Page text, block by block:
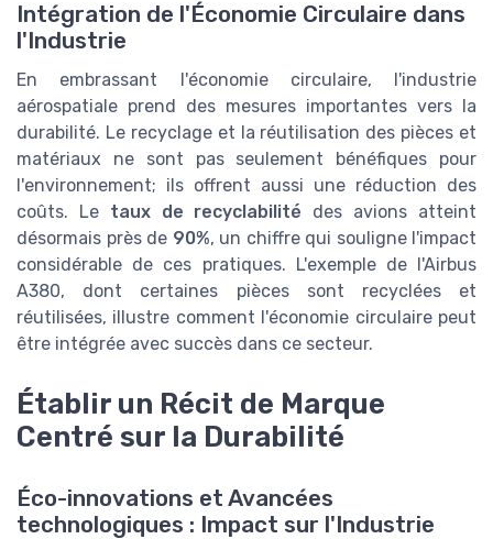
Intégration de l'Économie Circulaire dans
l'Industrie
En embrassant l'économie circulaire, l'industrie
aérospatiale prend des mesures importantes vers la
durabilité. Le recyclage et la réutilisation des pièces et
matériaux ne sont pas seulement bénéfiques pour
l'environnement; ils offrent aussi une réduction des
coûts. Le taux de recyclabilité des avions atteint
désormais près de 90%, un chiffre qui souligne l'impact
considérable de ces pratiques. L'exemple de l'Airbus
A380, dont certaines pièces sont recyclées et
réutilisées, illustre comment l'économie circulaire peut
être intégrée avec succès dans ce secteur.
Établir un Récit de Marque
Centré sur la Durabilité
Éco-innovations et Avancées
technologiques : Impact sur l'Industrie